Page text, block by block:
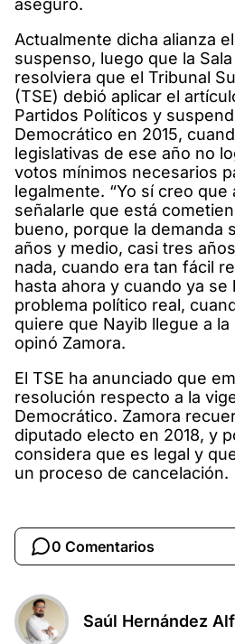
aseguró.
Actualmente dicha alianza
suspenso, luego que la
resolviera que el Tribunal
(TSE) debió aplicar el
Partidos Políticos y
Democrático en 2015,
legislativas de ese año no
votos mínimos necesarios
legalmente. “Yo sí creo que
señalarle que está
bueno, porque la demanda
años y medio, casi tres
nada, cuando era tan fácil
hasta ahora y cuando ya
problema político real,
quiere que Nayib llegue a la
opinó Zamora.
El TSE ha anunciado que
resolución respecto a la
Democrático. Zamora
diputado electo en 2018, y
considera que es legal y
un proceso de cancelación.
0 Comentarios
Saúl Hernández